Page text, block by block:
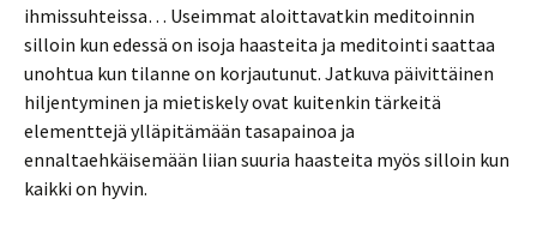
ihmissuhteissa… Useimmat aloittavatkin meditoinnin
silloin kun edessä on isoja haasteita ja meditointi saattaa
unohtua kun tilanne on korjautunut. Jatkuva päivittäinen
hiljentyminen ja mietiskely ovat kuitenkin tärkeitä
elementtejä ylläpitämään tasapainoa ja
ennaltaehkäisemään liian suuria haasteita myös silloin kun
kaikki on hyvin.